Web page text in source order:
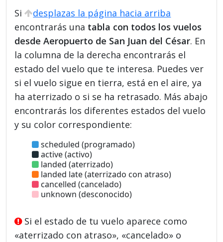
Si
desplazas la página hacia arriba
encontrarás una tabla con todos los vuelos
desde Aeropuerto de San Juan del César. En
la columna de la derecha encontrarás el
estado del vuelo que te interesa. Puedes ver
si el vuelo sigue en tierra, está en el aire, ya
ha aterrizado o si se ha retrasado. Más abajo
encontrarás los diferentes estados del vuelo
y su color correspondiente:
scheduled (programado)
active (activo)
landed (aterrizado)
landed late (aterrizado con atraso)
cancelled (cancelado)
unknown (desconocido)
Si el estado de tu vuelo aparece como
«aterrizado con atraso», «cancelado» o